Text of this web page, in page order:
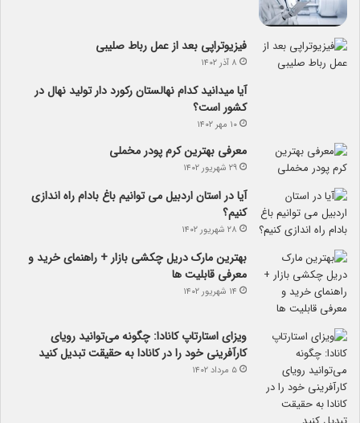
فیزیوتراپی بعد از عمل رباط صلیبی
۸ آذر ۱۴۰۲
آیا می­دانید کدام نهالستان رکورد دار تولید نهال­ در
کشور است؟
۱۰ مهر ۱۴۰۲
معرفی بهترین کرم پودر مخملی
۲۹ شهریور ۱۴۰۲
آیا در استان اردبیل می توانیم باغ بادام راه اندازی
کنیم؟
۲۸ شهریور ۱۴۰۲
بهترین مارک دریل چکشی بازار + راهنمای خرید و
معرفی قابلیت ها
۱۴ شهریور ۱۴۰۲
ویزای استارتاپ کانادا: چگونه می‌توانید رویای
کارآفرینی خود را در کانادا به حقیقت تبدیل کنید
۵ مرداد ۱۴۰۲